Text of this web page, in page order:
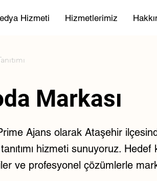
Hizmeti Hizmetlerimiz
Markası
Ajans olarak Ataşehir
hizmeti sunuyoruz.
ve profesyonel çözümlerle